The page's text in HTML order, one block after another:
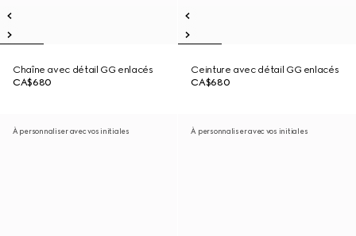
Chaîne avec détail GG enlacés
CA$680
Ceinture avec détail GG enlacés
CA$680
À personnaliser avec vos initiales À personnaliser avec vos initiales